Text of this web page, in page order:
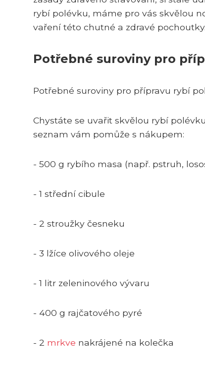
rybí polévku, máme pro vás skvělou
vaření této chutné a zdravé pochoutky.
Potřebné suroviny pro
Potřebné suroviny pro přípravu rybí
Chystáte se uvařit skvělou rybí
seznam vám pomůže s nákupem:
- 500 g rybího masa (např. pstruh,
- 1 střední cibule
- 2 stroužky česneku
- 3 lžíce olivového oleje
- 1 litr zeleninového vývaru
- 400 g rajčatového pyré
- 2 mrkve nakrájené na kolečka